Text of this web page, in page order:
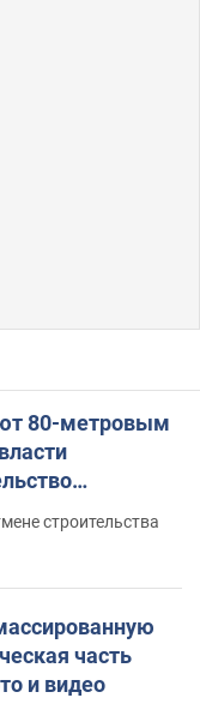
80-метровым
строительства
часть
и видео